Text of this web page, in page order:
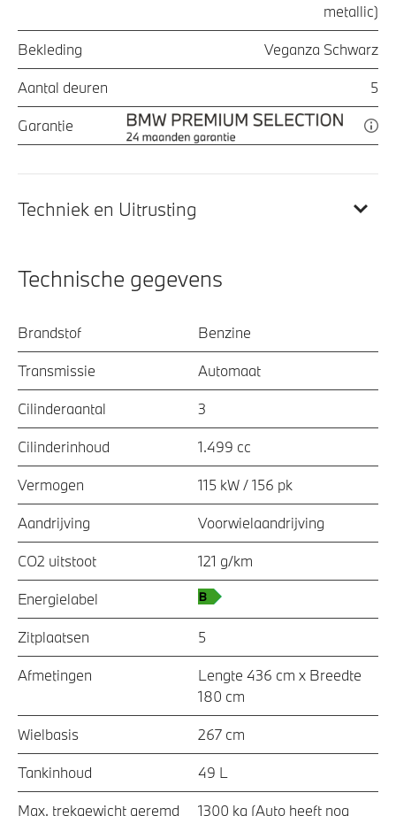
metallic)
Bekleding Veganza Schwarz
Aantal deuren 5
Garantie
Techniek en Uitrusting
Technische gegevens
Brandstof Benzine
Transmissie Automaat
Cilinderaantal 3
Cilinderinhoud 1.499 cc
Vermogen 115 kW / 156 pk
Aandrijving Voorwielaandrijving
CO2 uitstoot 121 g/km
Energielabel
Zitplaatsen 5
Afmetingen
Lengte 436 cm x Breedte
180 cm
Wielbasis 267 cm
Tankinhoud 49 L
Max. trekgewicht geremd 1300 kg (Auto heeft nog